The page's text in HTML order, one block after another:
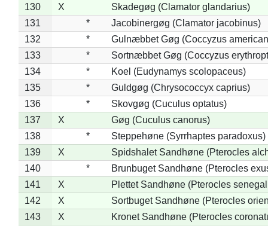
130
X
Skadegøg (Clamator glandarius)
131
*
Jacobinergøg (Clamator jacobinus)
132
*
Gulnæbbet Gøg (Coccyzus
133
*
Sortnæbbet Gøg (Coccyzus
134
*
Koel (Eudynamys scolopaceus)
135
*
Guldgøg (Chrysococcyx caprius)
136
*
Skovgøg (Cuculus optatus)
137
X
Gøg (Cuculus canorus)
138
*
Steppehøne (Syrrhaptes paradoxus)
139
X
Spidshalet Sandhøne (Pterocles
140
*
Brunbuget Sandhøne (Pterocles
141
X
Plettet Sandhøne (Pterocles
142
X
Sortbuget Sandhøne (Pterocles
143
X
Kronet Sandhøne (Pterocles